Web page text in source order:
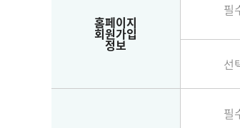
홈페이지
회원가입
정보
필
선
필